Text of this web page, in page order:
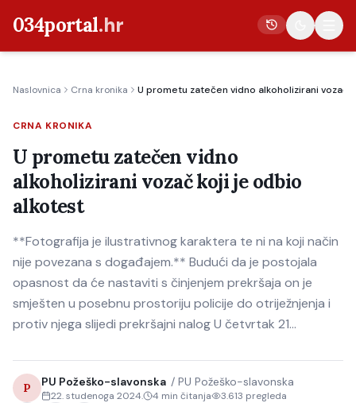
034portal.hr
Crna kronika
Poljoprivreda
Politika
Gospodarstvo
Život
Sport
Naslovnica Crna kronika U prometu zatečen vidno alkoholizirani vozač
CRNA KRONIKA
U prometu zatečen vidno
alkoholizirani vozač koji je odbio
alkotest
**Fotografija je ilustrativnog karaktera te ni na koji način
nije povezana s događajem.** Budući da je postojala
opasnost da će nastaviti s činjenjem prekršaja on je
smješten u posebnu prostoriju policije do otriježnjenja i
protiv njega slijedi prekršajni nalog U četvrtak 21…
P PU Požeško-slavonska / PU Požeško-slavonska
22. studenoga 2024. 4 min čitanja 3.613 pregleda